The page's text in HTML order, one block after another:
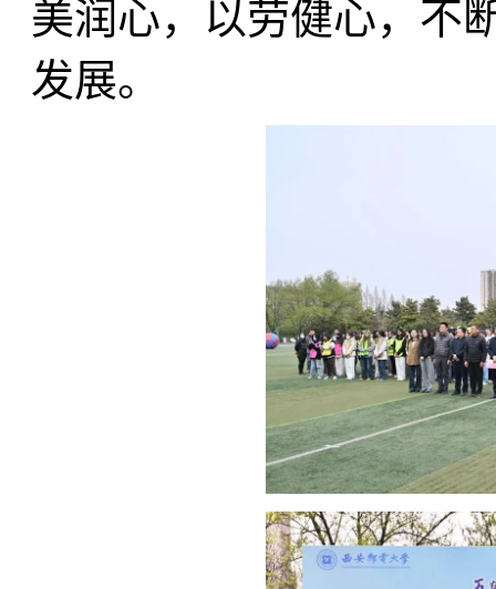
美润心，以劳健心，不
发展。